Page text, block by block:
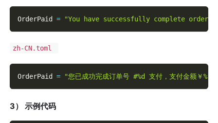
OrderPaid = "You have successfully complete order
zh-CN.toml
OrderPaid = "您已成功完成订单号 #%d 支付，支付金额￥
3） 示例代码